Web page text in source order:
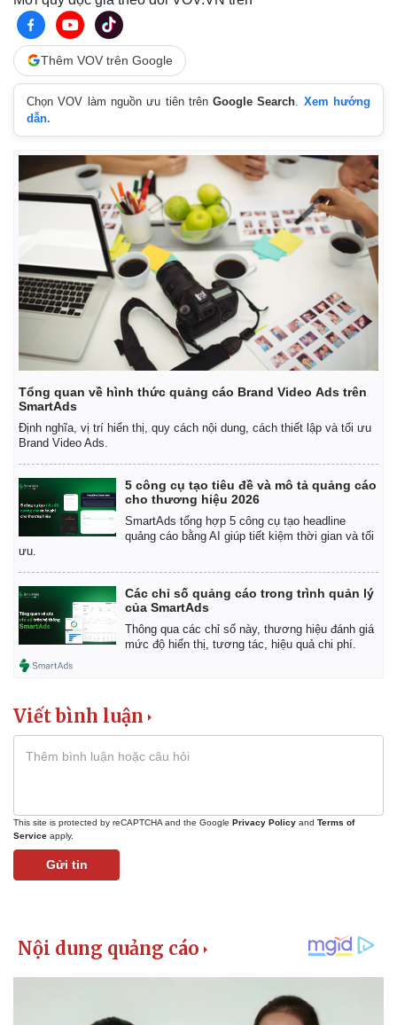
Sức khỏe
Dinh dưỡng - món ngon
Cây thuốc
Nhi khoa
Làm đẹp - giảm cân
Đời sống
Thêm VOV trên Google
Chọn VOV làm nguồn ưu tiên trênGoogle Search
Xem hướng
dẫn.
Tổng quan về hình thức quảng cáo Brand Video Ads trên
SmartAds
Định nghĩa, vị trí hiển thị, quy cách nội dung, cách thiết lập và tối ưu
Brand Video Ads.
5 công cụ tạo tiêu đề và mô tả quảng cáo
cho thương hiệu 2026
SmartAds tổng hợp 5 công cụ tạo headline
quảng cáo bằng AI giúp tiết kiệm thời gian và tối
ưu.
Các chỉ số quảng cáo trong trình quản lý
của SmartAds
Thông qua các chỉ số này, thương hiệu đánh giá
mức độ hiển thị, tương tác, hiệu quả chi phí.
Viết bình luận
This site is protected by reCAPTCHA and the Google Privacy Policy and Terms of
Service apply.
Gửi tin